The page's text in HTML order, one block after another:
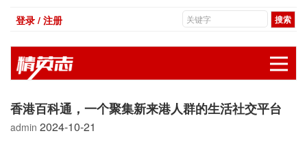
登录 / 注册
香港百科通，一个聚集新来港人群的生活社交平台
admin 2024-10-21